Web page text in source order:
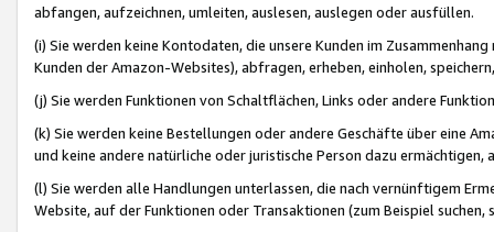
abfangen, aufzeichnen, umleiten, auslesen, auslegen oder ausfüllen.
(i) Sie werden keine Kontodaten, die unsere Kunden im
Kunden der Amazon-Websites), abfragen, erheben, einholen,
(j) Sie werden Funktionen von Schaltflächen, Links oder andere
(k) Sie werden keine Bestellungen oder andere Geschäfte über eine
und keine andere natürliche oder juristische Person dazu
(l) Sie werden alle Handlungen unterlassen, die nach vernünftigem
Website, auf der Funktionen oder Transaktionen (zum Beispiel